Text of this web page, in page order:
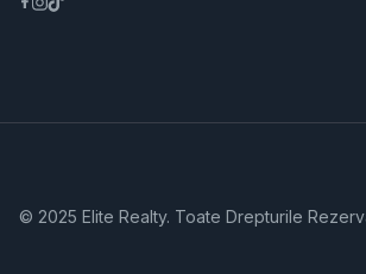
© 2025 Elite Realty. Toate Drepturile